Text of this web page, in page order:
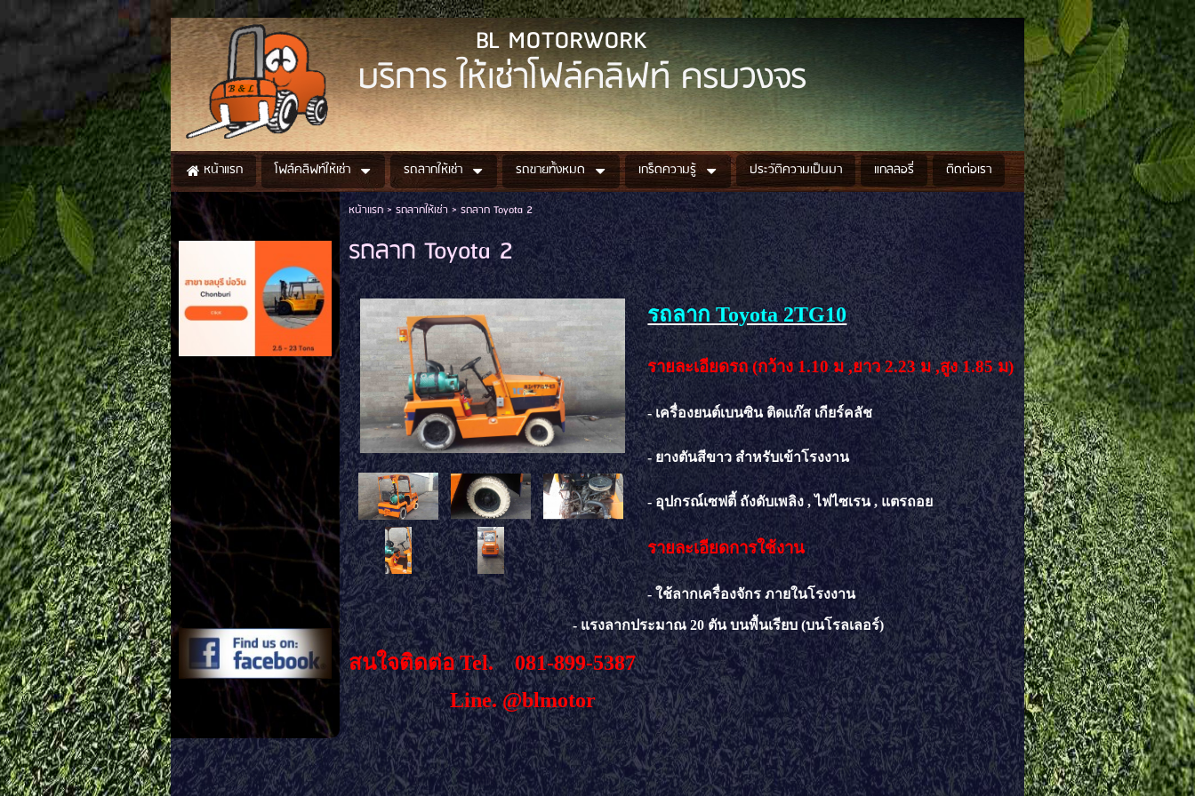
BL MOTORWORK
บริการ ให้เช่าโฟล์คลิฟท์ ครบวงจร
หน้าแรก โฟล์คลิฟท์ให้เช่า รถลากให้เช่า รถขายทั้งหมด เกร็ดความรู้ ประวัติความเป็นมา แกลลอรี่ ติดต่อเรา
หน้าแรก>รถลากให้เช่า > รถลาก Toyota 2
รถลาก Toyota 2
รถลาก Toyota 2TG10
รายละเอียดรถ (กว้าง 1.10 ม ,ยาว 2.23 ม ,สูง 1.85 ม)
- เครื่องยนต์เบนซิน ติดแก๊ส เกียร์คลัช
- ยางตันสีขาว สำหรับเข้าโรงงาน
- อุปกรณ์เซฟตี้ ถังดับเพลิง , ไฟไซเรน , แตรถอย
รายละเอียดการใช้งาน
- ใช้ลากเครื่องจักร ภายในโรงงาน
- แรงลากประมาณ 20 ตัน บนพื้นเรียบ (บนโรลเลอร์)
สนใจติดต่อ Tel.081-899-5387
Line. @blmotor